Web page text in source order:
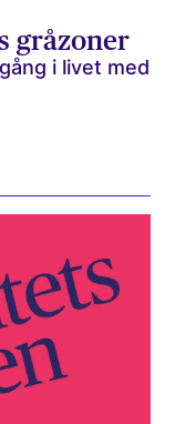
gråzoner
i livet med